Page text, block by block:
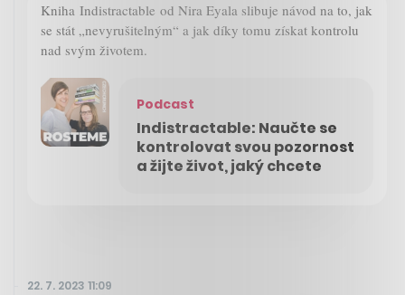
Kniha Indistractable od Nira Eyala slibuje návod na to, jak
se stát „nevyrušitelným“ a jak díky tomu získat kontrolu
nad svým životem.
Podcast
Indistractable: Naučte se
kontrolovat svou pozornost
a žijte život, jaký chcete
22. 7. 2023 11:09